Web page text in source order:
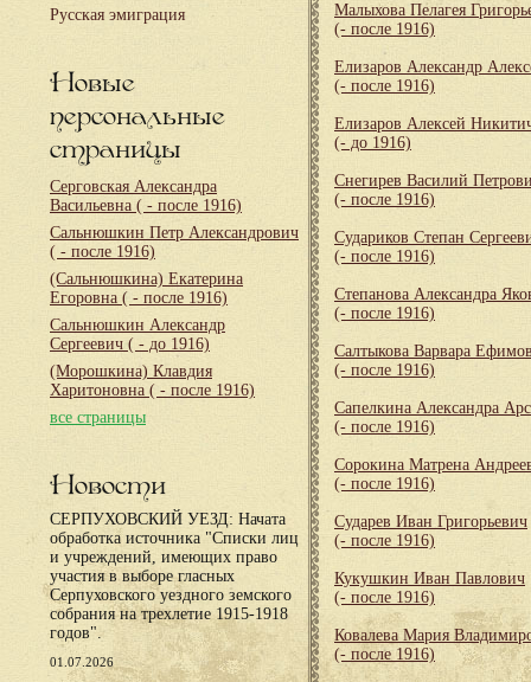
Русская эмиграция
Новые
персональные
страницы
Серговская Александра
Васильевна ( - после 1916)
Сальнюшкин Петр Александрович
( - после 1916)
(Сальнюшкина) Екатерина
Егоровна ( - после 1916)
Сальнюшкин Александр
Сергеевич ( - до 1916)
(Морошкина) Клавдия
Харитоновна ( - после 1916)
все страницы
Новости
СЕРПУХОВСКИЙ УЕЗД: Начата
обработка источника "Списки лиц
и учреждений, имеющих право
участия в выборе гласных
Серпуховского уездного земского
собрания на трехлетие 1915-1918
годов".
01.07.2026
Малыхова Пелагея
(- после 1916)
Елизаров Александр
(- после 1916)
Елизаров Алексей
(- до 1916)
Снегирев Василий
(- после 1916)
Судариков Степан
(- после 1916)
Степанова Александра
(- после 1916)
Салтыкова Варвара
(- после 1916)
Сапелкина Александра
(- после 1916)
Сорокина Матрена
(- после 1916)
Сударев Иван Григорьевич
(- после 1916)
Кукушкин Иван Павлович
(- после 1916)
Ковалева Мария
(- после 1916)